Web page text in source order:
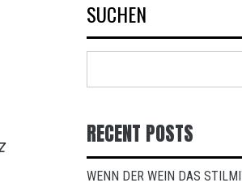
SUCHEN
RECENT POSTS
WENN DER WEIN DAS